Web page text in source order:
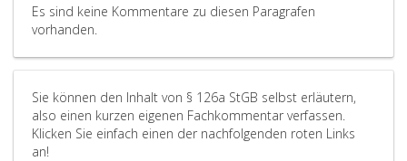
Es sind keine Kommentare zu diesen Paragrafen
vorhanden.
Sie können den Inhalt von § 126a StGB selbst erläutern,
also einen kurzen eigenen Fachkommentar verfassen.
Klicken Sie einfach einen der nachfolgenden roten Links
an!